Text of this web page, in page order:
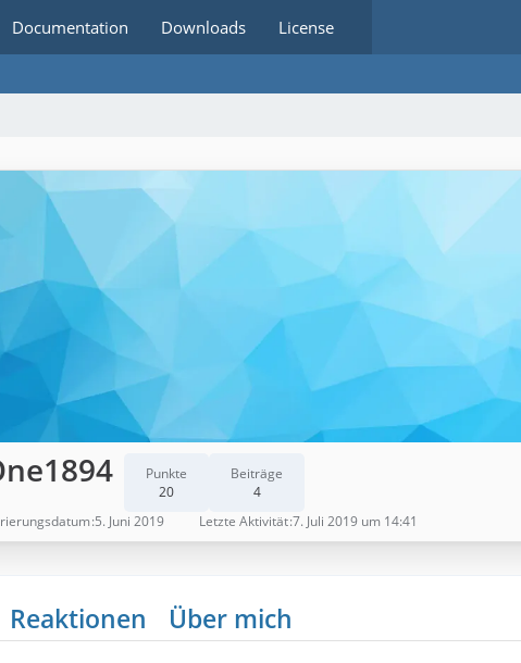
Documentation Downloads License
Punkte
20
Beiträge
4
5. Juni 2019 Letzte Aktivität 7. Juli 2019 um 14:41
Reaktionen Über mich